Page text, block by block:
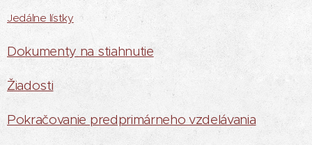
Jedálne lístky
Dokumenty na stiahnutie
Žiadosti
Pokračovanie predprimárneho vzdelávania